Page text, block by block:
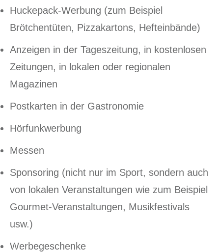
Huckepack-Werbung (zum Beispiel
Brötchentüten, Pizzakartons, Hefteinbände)
Anzeigen in der Tageszeitung, in kostenlosen
Zeitungen, in lokalen oder regionalen
Magazinen
Postkarten in der Gastronomie
Hörfunkwerbung
Messen
Sponsoring (nicht nur im Sport, sondern auch
von lokalen Veranstaltungen wie zum Beispiel
Gourmet-Veranstaltungen, Musikfestivals
usw.)
Werbegeschenke